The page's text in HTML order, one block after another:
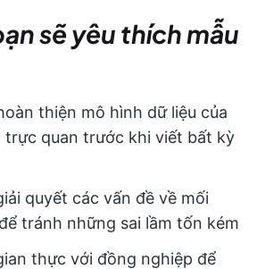
sẽ yêu thích mẫu
thiện mô hình dữ liệu của
trực quan trước khi viết bất kỳ
quyết các vấn đề về mối
tránh những sai lầm tốn kém
thực với đồng nghiệp để